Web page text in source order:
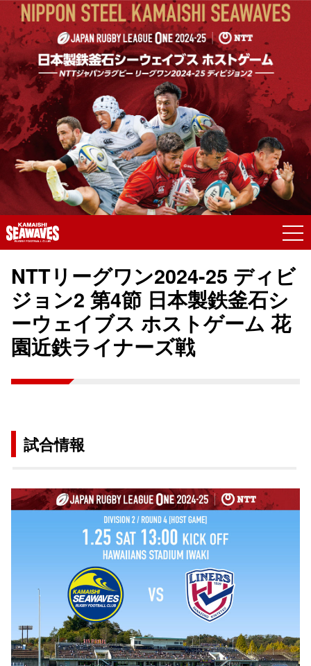
NTTリーグワン2024-25 ディビ
ジョン2 第4節 日本製鉄釜石シ
ーウェイブス ホストゲーム 花
園近鉄ライナーズ戦
試合情報